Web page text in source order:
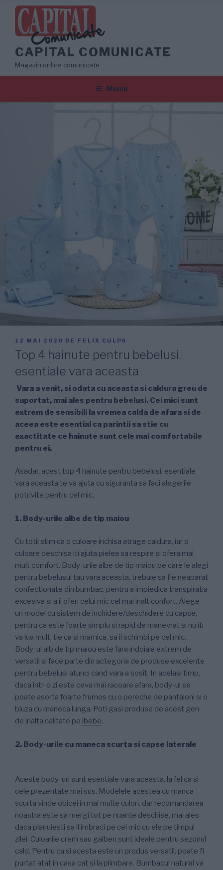
conținut
CAPITAL COMUNICATE
Magazin online comunicate
Meniu
PUBLICAT
PE
12 MAI 2020 DE FELIX CULPA
Top 4 hainute pentru bebelusi,
esentiale vara aceasta
Vara a venit, si odata cu aceasta si caldura greu de
suportat, mai ales pentru bebelusi. Cei mici sunt
extrem de sensibili la vremea calda de afara si de
aceea este esential ca parintii sa stie cu
exactitate ce hainute sunt cele mai comfortabile
pentru ei.
Asadar, acest top 4 hainute pentru bebelusi, esentiale
vara aceasta te va ajuta cu siguranta sa faci alegerile
potrivite pentru cel mic.
1. Body-urile albe de tip maiou
Cu totii stim ca o culoare inchisa atrage caldura, iar o
culoare deschisa iti ajuta pielea sa respire si ofera mai
mult comfort. Body-urile albe de tip maiou pe care le alegi
pentru bebelusul tau vara aceasta, trebuie sa fie neaparat
confectionate din bumbac, pentru a impiedica transpiratia
excesiva si a ii oferi celui mic cel mai inalt confort. Alege
un model cu sistem de inchidere/deschidere cu capse,
pentru ca este foarte simplu si rapid de manevrat si nu iti
va lua mult, tie ca si mamica, sa il schimbi pe cel mic.
Body-ul alb de tip maiou este fara indoiala extrem de
versatil si face parte din actegoria de produse excelente
pentru bebelusi atunci cand vara a sosit. In acelasi timp,
daca intr-o zi este ceva mai racoare afara, body-ul se
poate asorta foarte frumos cu o pereche de pantaloni si o
bluza cu maneca lunga. Poti gasi produse de acest gen
de inalta calitate pe ibebe.
2. Body-urile cu maneca scurta si capse laterale
Aceste body-uri sunt esentiale vara aceasta, la fel ca si
cele prezentate mai sus. Modelele acestea cu manca
scurta vinde obicei in mai multe culori, dar recomandarea
noastra este sa mergi tot pe nuante deschise, mai ales
daca planuiesti sa il imbraci pe cel mic cu ele pe timpul
zilei. Culoarile crem sau galben sunt ideale pentru sezonul
cald. Pentru ca si acesta este un produs versatil, poate fi
purtat atat in casa cat si la plimbare. Bumbacul natural va